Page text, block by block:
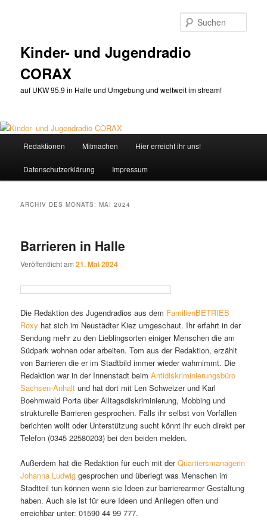
Kinder- und Jugendradio
CORAX
auf UKW 95.9 in Halle und Umgebung und weltweit im stream!
Redaktionen Mitmachen Hier erreicht ihr uns!
Datenschutzerklärung Impressum
ARCHIV DES MONATS:MAI 2024
Barrieren in Halle
Veröffentlicht am21. Mai 2024
Die Redaktion des Jugendradios aus dem FamilienBETRIEB
Roxy hat sich im Neustädter Kiez umgeschaut. Ihr erfahrt in der
Sendung mehr zu den Lieblingsorten einiger Menschen die am
Südpark wohnen oder arbeiten. Tom aus der Redaktion, erzählt
von Barrieren die er im Stadtbild immer wieder wahrnimmt. Die
Redaktion war in der Innenstadt beimAntidiskriminierungsbüro
Sachsen-Anhalt und hat dort mit Len Schweizer und Karl
Boehmwald Porta über Alltagsdiskriminierung, Mobbing und
strukturelle Barrieren gesprochen. Falls ihr selbst von Vorfällen
berichten wollt oder Unterstützung sucht könnt ihr euch direkt per
Telefon (0345 22580203) bei den beiden melden.
Außerdem hat die Redaktion für euch mit derQuartiersmanagerin
Johanna Ludwig gesprochen und überlegt was Menschen im
Stadtteil tun können wenn sie Ideen zur barrierearmer Gestaltung
haben. Auch sie ist für eure Ideen und Anliegen offen und
erreichbar unter: 01590 44 99 777.